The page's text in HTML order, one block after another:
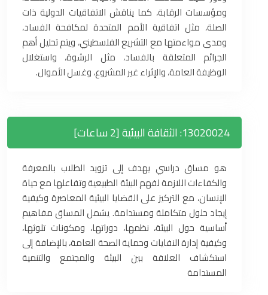
ومؤسسات الرقابة، كما يناقش الاتفاقيات الدولية ذات
الصلة، مثل اتفاقية الأمم المتحدة لمكافحة الفساد،
ومدى مواءمتها مع التشريع الفلسطيني، ويتم تحليل أهم
الجرائم المتعلقة بالفساد، مثل الرشوة، واستغلال
الوظيفة العامة، والإثراء غير المشروع، وغسل الأموال.
13020024: الثقافة البيئية [2 ساعات]
هو مساق دراسي يهدف إلى تزويد الطلاب بالمعرفة
والكفاءات اللازمة لفهم البيئة الطبيعية وتفاعلها مع حياة
الإنسان، مع التركيز على القضايا البيئية المعاصرة وكيفية
إيجاد حلول متكاملة ومستدامة. يشمل المساق مفاهيم
أساسية حول البيئة، نظمها، دوراتها، ومكونات تلوثها،
وكيفية إدارة النفايات وحماية الصحة العامة، بالإضافة إلى
استكشاف العلاقة بين البيئة والمجتمع والتنمية
المستدامة